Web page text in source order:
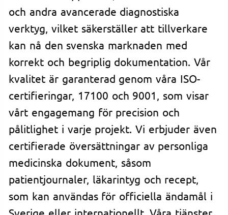
och andra avancerade diagnostiska
verktyg, vilket säkerställer att tillverkare
kan nå den svenska marknaden med
korrekt och begriplig dokumentation. Vår
kvalitet är garanterad genom våra ISO-
certifieringar, 17100 och 9001, som visar
vårt engagemang för precision och
pålitlighet i varje projekt. Vi erbjuder även
certifierade översättningar av personliga
medicinska dokument, såsom
patientjournaler, läkarintyg och recept,
som kan användas för officiella ändamål i